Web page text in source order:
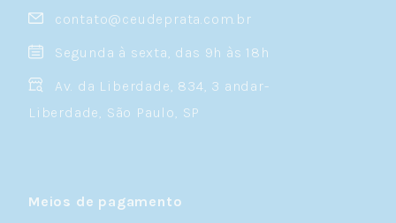
contato@ceudeprata.com.br
Segunda à sexta, das 9h às 18h
Av. da Liberdade, 834, 3 andar-
Liberdade, São Paulo, SP
Meios de pagamento